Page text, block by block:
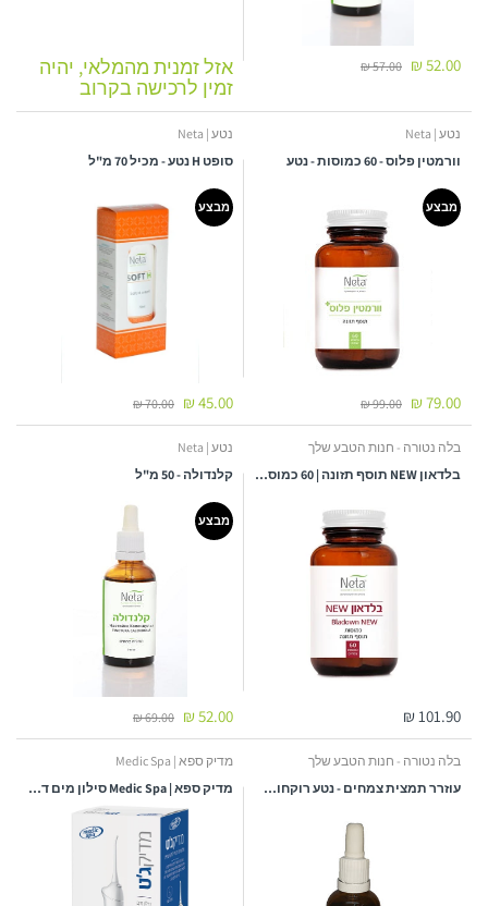
52.00 ₪
57.00 ₪
אזל זמנית מהמלאי, יהיה
זמין לרכישה בקרוב
נטע | Neta
וורמטין פלוס - 60 כמוסות - נטע
מבצע
79.00 ₪
99.00 ₪
נטע | Neta
סופט H נטע - מכיל 70 מ"ל
מבצע
45.00 ₪
70.00 ₪
בלה נטורה - חנות הטבע שלך
בלדאון NEW תוסף תזונה | 60 כמוסות צמחיות | נטע
101.90 ₪
נטע | Neta
קלנדולה - 50 מ"ל
מבצע
52.00 ₪
69.00 ₪
בלה נטורה - חנות הטבע שלך
עוזרר תמצית צמחים - נטע רוקחות - 50 מ"ל
מדיק ספא | Medic Spa
מדיק ספא | Medic Spa סילון מים דנטלי קומפקטי ונטען - מוצרי יופי וקוסמטיקה